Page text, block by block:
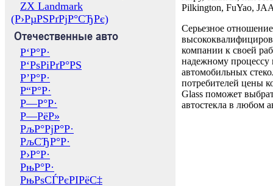
ZX Landmark
(Р›РµРЅРґРјР°СЂРє)
Отечественные авто
Р‘Р°Р·
Р‘РѕРіРґР°РЅ
Р’Р°Р·
Р“Р°Р·
Р—Р°Р·
Р—РёР»
РљР°РјР°Р·
РљСЂР°Р·
Р›Р°Р·
РњР°Р·
РњРѕСЃРєРІРёС‡
Pilkington, FuYao,
Серьезное отношение
компании к своей
надежному процессу
автомобильных
потребителей цены
Glass поможет
автостекла в любом